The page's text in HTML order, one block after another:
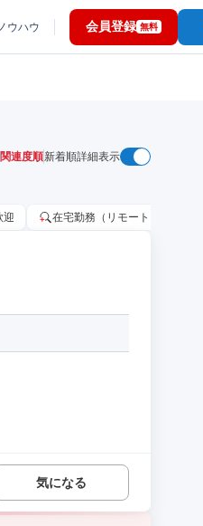
ウハウ 会員登録 無料
関連度順新着順詳細表示
迎 在宅勤務（リモートワーク）OK
気になる